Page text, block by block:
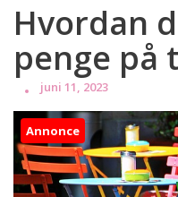
Hvordan
penge på
juni 11, 2023
Annonce